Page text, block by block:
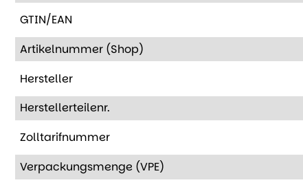
GTIN/EAN
Artikelnummer (Shop)
Hersteller
Herstellerteilenr.
Zolltarifnummer
Verpackungsmenge (VPE)